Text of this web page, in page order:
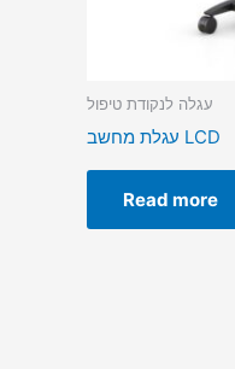
עגלה לנקודת טיפול
עגלת מחשב LCD
Read more